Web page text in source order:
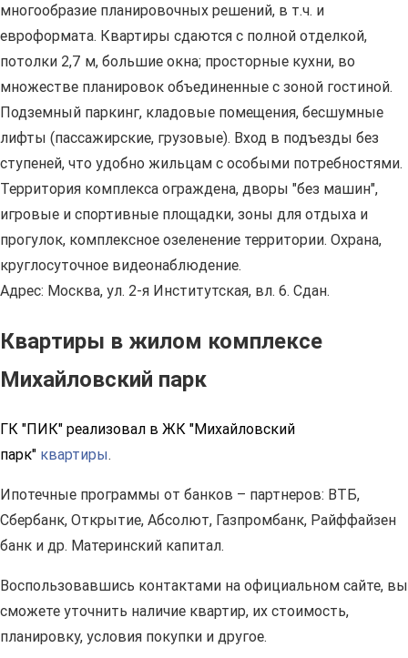
многообразие планировочных решений, в т.ч. и
евроформата. Квартиры сдаются с полной отделкой,
потолки 2,7 м, большие окна; просторные кухни, во
множестве планировок объединенные с зоной гостиной.
Подземный паркинг, кладовые помещения, бесшумные
лифты (пассажирские, грузовые). Вход в подъезды без
ступеней, что удобно жильцам с особыми потребностями.
Территория комплекса ограждена, дворы "без машин",
игровые и спортивные площадки, зоны для отдыха и
прогулок, комплексное озеленение территории. Охрана,
круглосуточное видеонаблюдение.
Адрес: Москва, ул. 2-я Институтская, вл. 6. Сдан.
Квартиры в жилом комплексе
Михайловский парк
ГК "ПИК" реализовал в ЖК "Михайловский
парк" квартиры.
Ипотечные программы от банков – партнеров: ВТБ,
Сбербанк, Открытие, Абсолют, Газпромбанк, Райффайзен
банк и др. Материнский капитал.
Воспользовавшись контактами на официальном сайте, вы
сможете уточнить наличие квартир, их стоимость,
планировку, условия покупки и другое.